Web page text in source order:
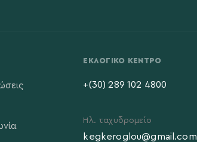
ΕΚΛΟΓΙΚΌ ΚΈΝΤΡΟ
+(30) 289 102 4800
Ηλ. ταχυδρομείο
kegkeroglou@gmail.com